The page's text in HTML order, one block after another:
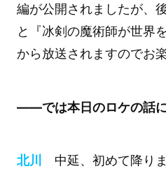
編が公開されましたが、
と『冰剣の魔術師が世界
から放送されますのでお楽
――では本日のロケの話に
北川
中延、初めて降り